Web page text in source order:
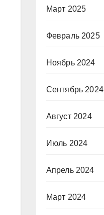
Март 2025
Февраль 2025
Ноябрь 2024
Сентябрь 2024
Август 2024
Июль 2024
Апрель 2024
Март 2024